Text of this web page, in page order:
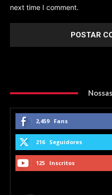
next time I comment.
2,459 Fans
216 Seguidores
125 Inscritos